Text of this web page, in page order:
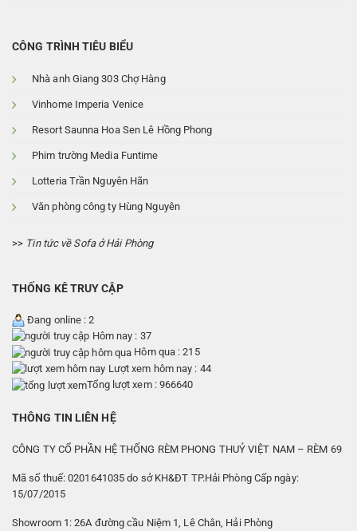
CÔNG TRÌNH TIÊU BIỂU
Nhà anh Giang 303 Chợ Hàng
Vinhome Imperia Venice
Resort Saunna Hoa Sen Lê Hồng Phong
Phim trường Media Funtime
Lotteria Trần Nguyên Hãn
Văn phòng công ty Hùng Nguyên
>> Tin tức về Sofa ở Hải Phòng
THỐNG KÊ TRUY CẬP
Đang online : 2
Hôm nay : 37
Hôm qua : 215
Lượt xem hôm nay : 44
Tổng lượt xem : 966640
THÔNG TIN LIÊN HỆ
CÔNG TY CỔ PHẦN HỆ THỐNG RÈM PHONG THUỶ VIỆT NAM – RÈM 69
Mã số thuế: 0201641035 do sở KH&ĐT TP.Hải Phòng Cấp ngày:
15/07/2015
Showroom 1: 26A đường cầu Niệm 1, Lê Chân, Hải Phòng